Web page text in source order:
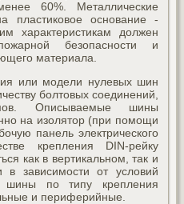
60%. Металлические
пластиковое основание -
характеристикам должен
безопасности и
материала.
или модели нулевых шин
болтовых соединений,
Описываемые шины
на изолятор (при помощи
панель электрического
крепления DIN-рейку
как в вертикальном, так и
в зависимости от условий
шины по типу крепления
и периферийные.